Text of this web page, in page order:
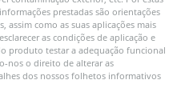
prestadas são orientações
como as suas aplicações mais
as condições de aplicação e
produto testar a adequação funcional
nos o direito de alterar as
dos nossos folhetos informativos